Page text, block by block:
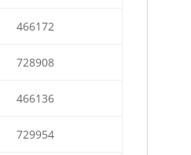
466172
728908
466136
729954